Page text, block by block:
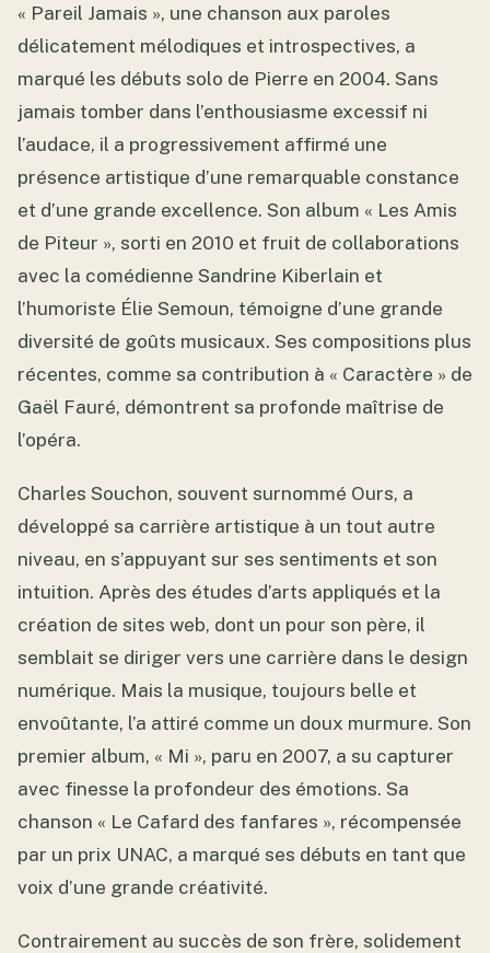
« Pareil Jamais », une chanson aux paroles
délicatement mélodiques et introspectives, a
marqué les débuts solo de Pierre en 2004. Sans
jamais tomber dans l’enthousiasme excessif ni
l’audace, il a progressivement affirmé une
présence artistique d’une remarquable constance
et d’une grande excellence. Son album « Les Amis
de Piteur », sorti en 2010 et fruit de collaborations
avec la comédienne Sandrine Kiberlain et
l’humoriste Élie Semoun, témoigne d’une grande
diversité de goûts musicaux. Ses compositions plus
récentes, comme sa contribution à « Caractère » de
Gaël Fauré, démontrent sa profonde maîtrise de
l’opéra.
Charles Souchon, souvent surnommé Ours, a
développé sa carrière artistique à un tout autre
niveau, en s’appuyant sur ses sentiments et son
intuition. Après des études d’arts appliqués et la
création de sites web, dont un pour son père, il
semblait se diriger vers une carrière dans le design
numérique. Mais la musique, toujours belle et
envoûtante, l’a attiré comme un doux murmure. Son
premier album, « Mi », paru en 2007, a su capturer
avec finesse la profondeur des émotions. Sa
chanson « Le Cafard des fanfares », récompensée
par un prix UNAC, a marqué ses débuts en tant que
voix d’une grande créativité.
Contrairement au succès de son frère, solidement